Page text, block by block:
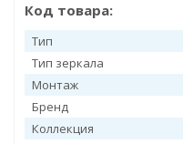
Код товара:
Тип
Тип зеркала
Монтаж
Бренд
Коллекция